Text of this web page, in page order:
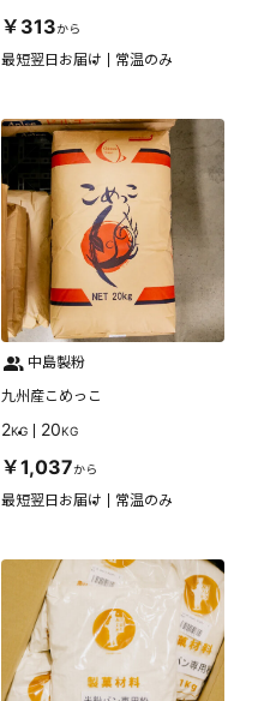
￥313から
最短翌日お届け 常温のみ
中島製粉
九州産こめっこ
2KG 20KG
￥1,037から
最短翌日お届け 常温のみ